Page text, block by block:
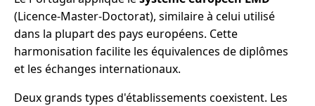
(Licence-Master-Doctorat), similaire à celui utilisé
dans la plupart des pays européens. Cette
harmonisation facilite les équivalences de diplômes
et les échanges internationaux.
Deux grands types d'établissements coexistent. Les